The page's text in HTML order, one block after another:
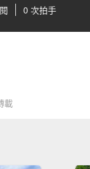
0 次拍手
載